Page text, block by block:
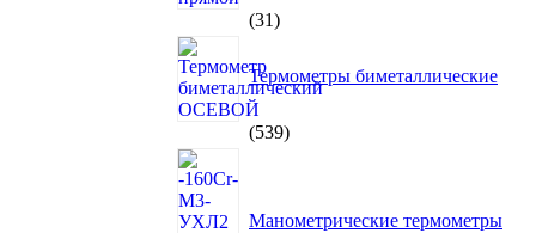
3131
Термометры биметаллические
539539
Манометрические термометры